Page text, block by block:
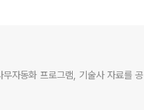
자동화 프로그램, 기술사 자료를 공